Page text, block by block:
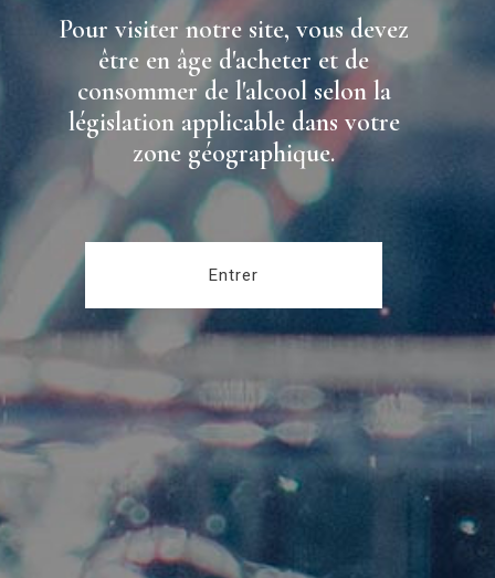
Pour visiter notre site, vous devez
être en âge d'acheter et de
consommer de l'alcool selon la
législation applicable dans votre
zone géographique.
Entrer